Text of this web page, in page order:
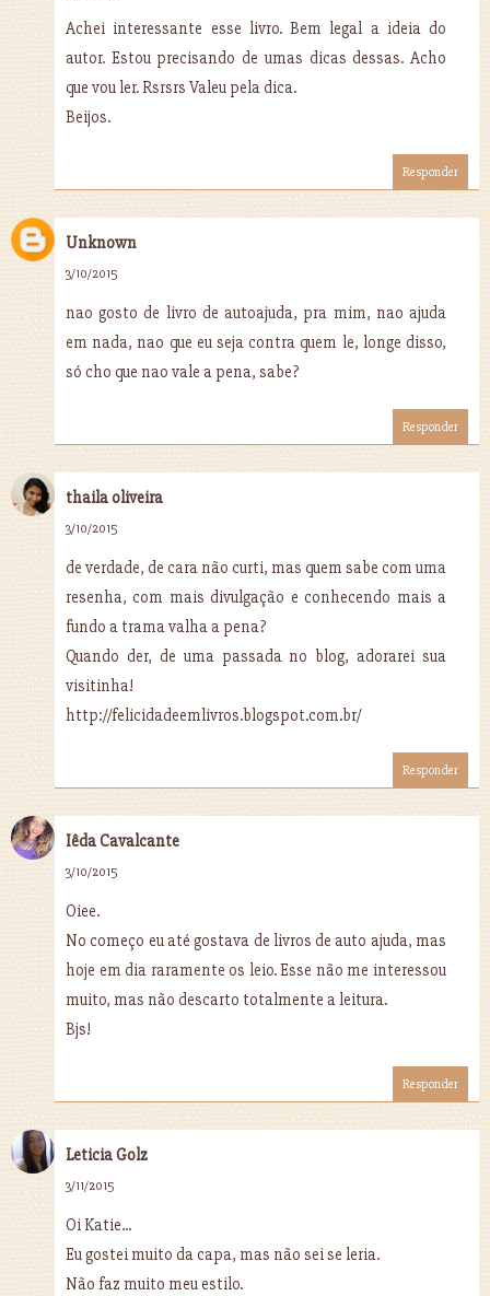
Achei interessante esse livro. Bem legal a ideia do
autor. Estou precisando de umas dicas dessas. Acho
que vou ler. Rsrsrs Valeu pela dica.
Beijos.
Responder
Unknown
3/10/2015
nao gosto de livro de autoajuda, pra mim, nao ajuda
em nada, nao que eu seja contra quem le, longe disso,
só cho que nao vale a pena, sabe?
Responder
thaila oliveira
3/10/2015
de verdade, de cara não curti, mas quem sabe com uma
resenha, com mais divulgação e conhecendo mais a
fundo a trama valha a pena?
Quando der, de uma passada no blog, adorarei sua
visitinha!
http://felicidadeemlivros.blogspot.com.br/
Responder
Iêda Cavalcante
3/10/2015
Oiee.
No começo eu até gostava de livros de auto ajuda, mas
hoje em dia raramente os leio. Esse não me interessou
muito, mas não descarto totalmente a leitura.
Bjs!
Responder
Leticia Golz
3/11/2015
Oi Katie...
Eu gostei muito da capa, mas não sei se leria.
Não faz muito meu estilo.